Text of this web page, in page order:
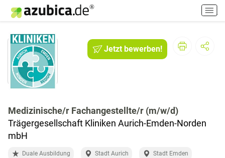
H
a
p
i
Jetzt bewerben!
Medizinische/r Fachangestellte/r (m/w/d)
Trägergesellschaft Kliniken Aurich-Emden-Norden
mbH
Duale Ausbildung Stadt Aurich Stadt Emden